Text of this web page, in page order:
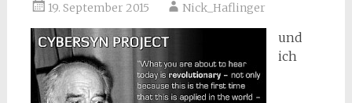
19. September 2015 Nick_Haflinger
und
ich